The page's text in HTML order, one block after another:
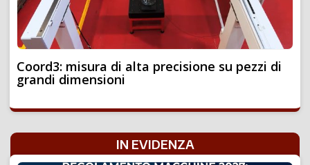
Coord3: misura di alta precisione su pezzi di
grandi dimensioni
IN EVIDENZA